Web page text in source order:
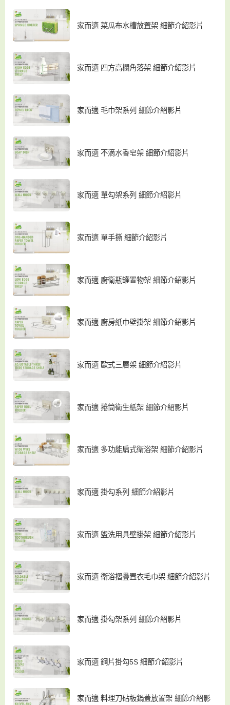
家而適 菜瓜布水槽放置架 細節介紹影片
家而適 四方高欄角落架 細節介紹影片
家而適 毛巾架系列 細節介紹影片
家而適 不滴水香皂架 細節介紹影片
家而適 單勾架系列 細節介紹影片
家而適 單手撕 細節介紹影片
家而適 廚衛瓶罐置物架 細節介紹影片
家而適 廚房紙巾壁掛架 細節介紹影片
家而適 歐式三層架 細節介紹影片
家而適 捲筒衛生紙架 細節介紹影片
家而適 多功能扁式衛浴架 細節介紹影片
家而適 掛勾系列 細節介紹影片
家而適 盥洗用具壁掛架 細節介紹影片
家而適 衛浴摺疊置衣毛巾架 細節介紹影片
家而適 掛勾架系列 細節介紹影片
家而適 鋼片掛勾5S 細節介紹影片
家而適 料理刀砧板鍋蓋放置架 細節介紹影